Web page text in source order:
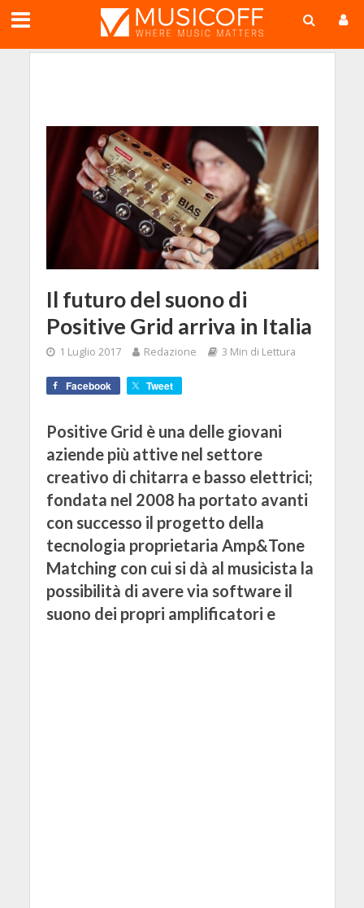
Il futuro del suono di
Positive Grid arriva in Italia
1 Luglio 2017 Redazione 3 Min di Lettura
Facebook Tweet
Positive Grid è una delle giovani
aziende più attive nel settore
creativo di chitarra e basso elettrici;
fondata nel 2008 ha portato avanti
con successo il progetto della
tecnologia proprietaria Amp&Tone
Matching con cui si dà al musicista la
possibilità di avere via software il
suono dei propri amplificatori e